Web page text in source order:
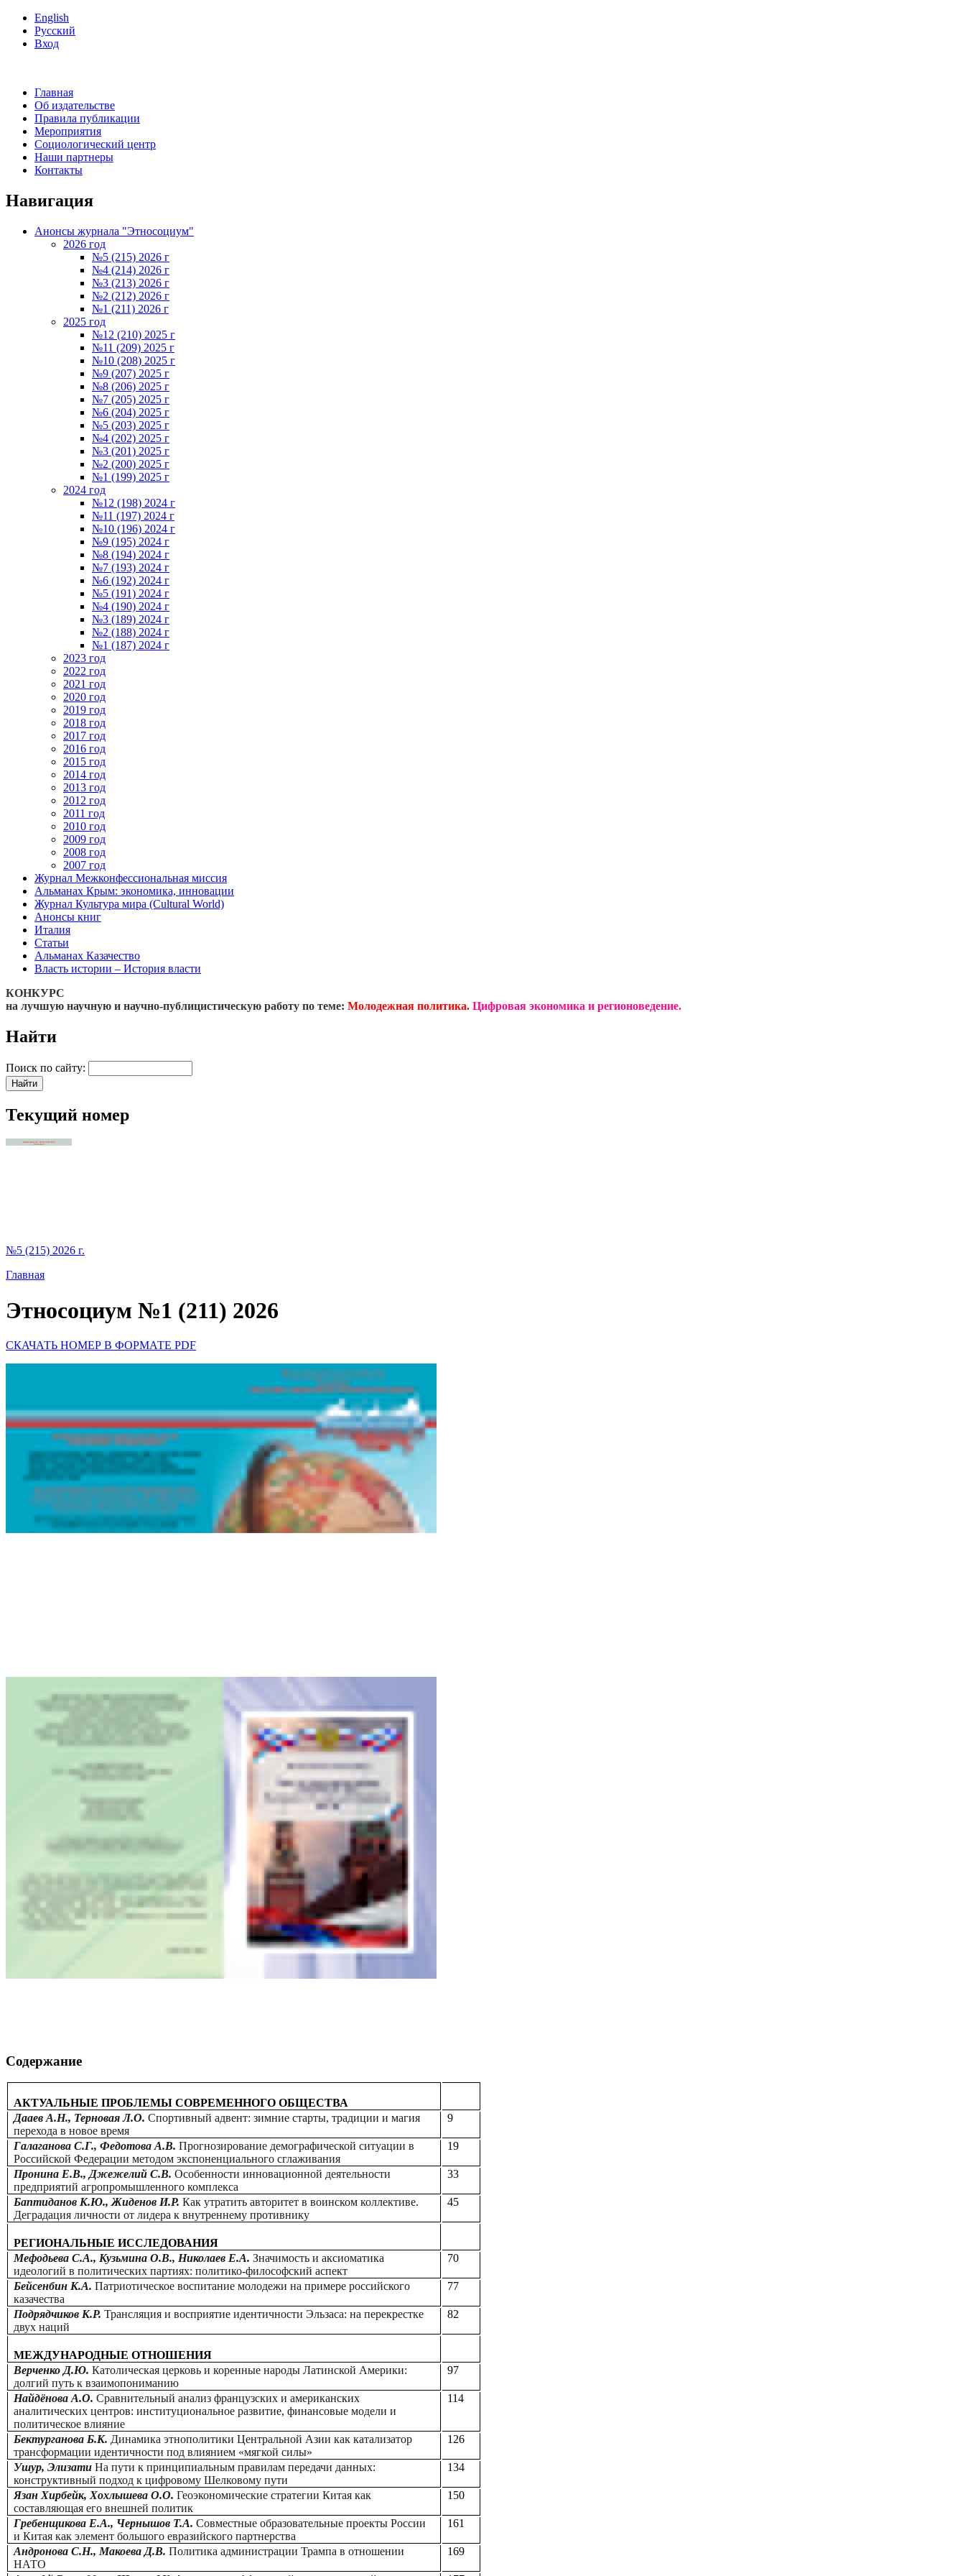
English
Русский
Вход
Главная
Об издательстве
Правила публикации
Мероприятия
Социологический центр
Наши партнеры
Контакты
Навигация
Анонсы журнала "Этносоциум"
2026 год
№5 (215) 2026 г
№4 (214) 2026 г
№3 (213) 2026 г
№2 (212) 2026 г
№1 (211) 2026 г
2025 год
№12 (210) 2025 г
№11 (209) 2025 г
№10 (208) 2025 г
№9 (207) 2025 г
№8 (206) 2025 г
№7 (205) 2025 г
№6 (204) 2025 г
№5 (203) 2025 г
№4 (202) 2025 г
№3 (201) 2025 г
№2 (200) 2025 г
№1 (199) 2025 г
2024 год
№12 (198) 2024 г
№11 (197) 2024 г
№10 (196) 2024 г
№9 (195) 2024 г
№8 (194) 2024 г
№7 (193) 2024 г
№6 (192) 2024 г
№5 (191) 2024 г
№4 (190) 2024 г
№3 (189) 2024 г
№2 (188) 2024 г
№1 (187) 2024 г
2023 год
2022 год
2021 год
2020 год
2019 год
2018 год
2017 год
2016 год
2015 год
2014 год
2013 год
2012 год
2011 год
2010 год
2009 год
2008 год
2007 год
Журнал Межконфессиональная миссия
Альманах Крым: экономика, инновации
Журнал Культура мира (Cultural World)
Анонсы книг
Италия
Статьи
Альманах Казачество
Власть истории – История власти
КОНКУРС
на лучшую научную и научно-публицистическую работу по теме: Молодежная политика. Цифровая экономика и регионоведение.
Найти
Поиск по сайту:
Текущий номер
№5 (215) 2026 г.
Главная
Этносоциум №1 (211) 2026
СКАЧАТЬ НОМЕР В ФОРМАТЕ PDF
Содержание
АКТУАЛЬНЫЕ ПРОБЛЕМЫ СОВРЕМЕННОГО ОБЩЕСТВА
Дааев А.Н., Терновая Л.О. Спортивный адвент: зимние старты, традиции и магия
перехода в новое время
9
Галаганова С.Г., Федотова А.В. Прогнозирование демографической ситуации в
Российской Федерации методом экспоненциального сглаживания
19
Пронина Е.В., Джежелий С.В. Особенности инновационной деятельности
предприятий агропромышленного комплекса
33
Баптиданов К.Ю., Жиденов И.Р. Как утратить авторитет в воинском коллективе.
Деградация личности от лидера к внутреннему противнику
45
РЕГИОНАЛЬНЫЕ ИССЛЕДОВАНИЯ
Мефодьева С.А., Кузьмина О.В., Николаев Е.А. Значимость и аксиоматика
идеологий в политических партиях: политико-философский аспект
70
Бейсенбин К.А. Патриотическое воспитание молодежи на примере российского
казачества
77
Подрядчиков К.Р. Трансляция и восприятие идентичности Эльзаса: на перекрестке
двух наций
82
МЕЖДУНАРОДНЫЕ ОТНОШЕНИЯ
Верченко Д.Ю. Католическая церковь и коренные народы Латинской Америки:
долгий путь к взаимопониманию
97
Найдёнова А.О. Сравнительный анализ французских и американских
аналитических центров: институциональное развитие, финансовые модели и
политическое влияние
114
Бектурганова Б.К. Динамика этнополитики Центральной Азии как катализатор
трансформации идентичности под влиянием «мягкой силы»
126
Ушур, Элизати На пути к принципиальным правилам передачи данных:
конструктивный подход к цифровому Шелковому пути
134
Язан Хирбейк, Хохлышева О.О. Геоэкономические стратегии Китая как
составляющая его внешней политик
150
Гребенщикова Е.А., Чернышов Т.А. Совместные образовательные проекты России
и Китая как элемент большого евразийского партнерства
161
Андронова С.Н., Макоева Д.В. Политика администрации Трампа в отношении
НАТО
169